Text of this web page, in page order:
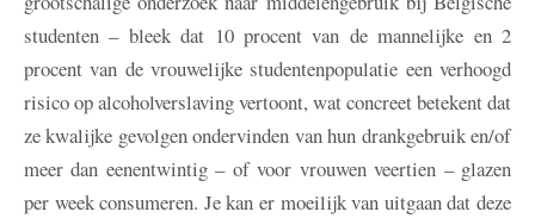
studenten – bleek dat 10 procent van de mannelijke en 2
procent van de vrouwelijke studentenpopulatie een verhoogd
risico op alcoholverslaving vertoont, wat concreet betekent dat
ze kwalijke gevolgen ondervinden van hun drankgebruik en/of
meer dan eenentwintig – of voor vrouwen veertien – glazen
per week consumeren. Je kan er moeilijk van uitgaan dat deze